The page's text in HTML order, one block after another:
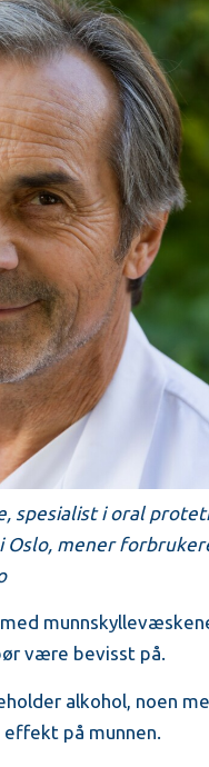
spesialist i oral
mener
være bevisst på.
alkohol, noen
på munnen.